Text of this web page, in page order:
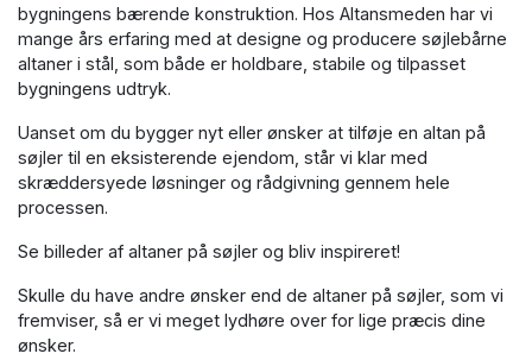
bygningens bærende konstruktion. Hos Altansmeden har vi
mange års erfaring med at designe og producere søjlebårne
altaner i stål, som både er holdbare, stabile og tilpasset
bygningens udtryk.
Uanset om du bygger nyt eller ønsker at tilføje en altan på
søjler til en eksisterende ejendom, står vi klar med
skræddersyede løsninger og rådgivning gennem hele
processen.
Se billeder af altaner på søjler og bliv inspireret!
Skulle du have andre ønsker end de altaner på søjler, som vi
fremviser, så er vi meget lydhøre over for lige præcis dine
ønsker.